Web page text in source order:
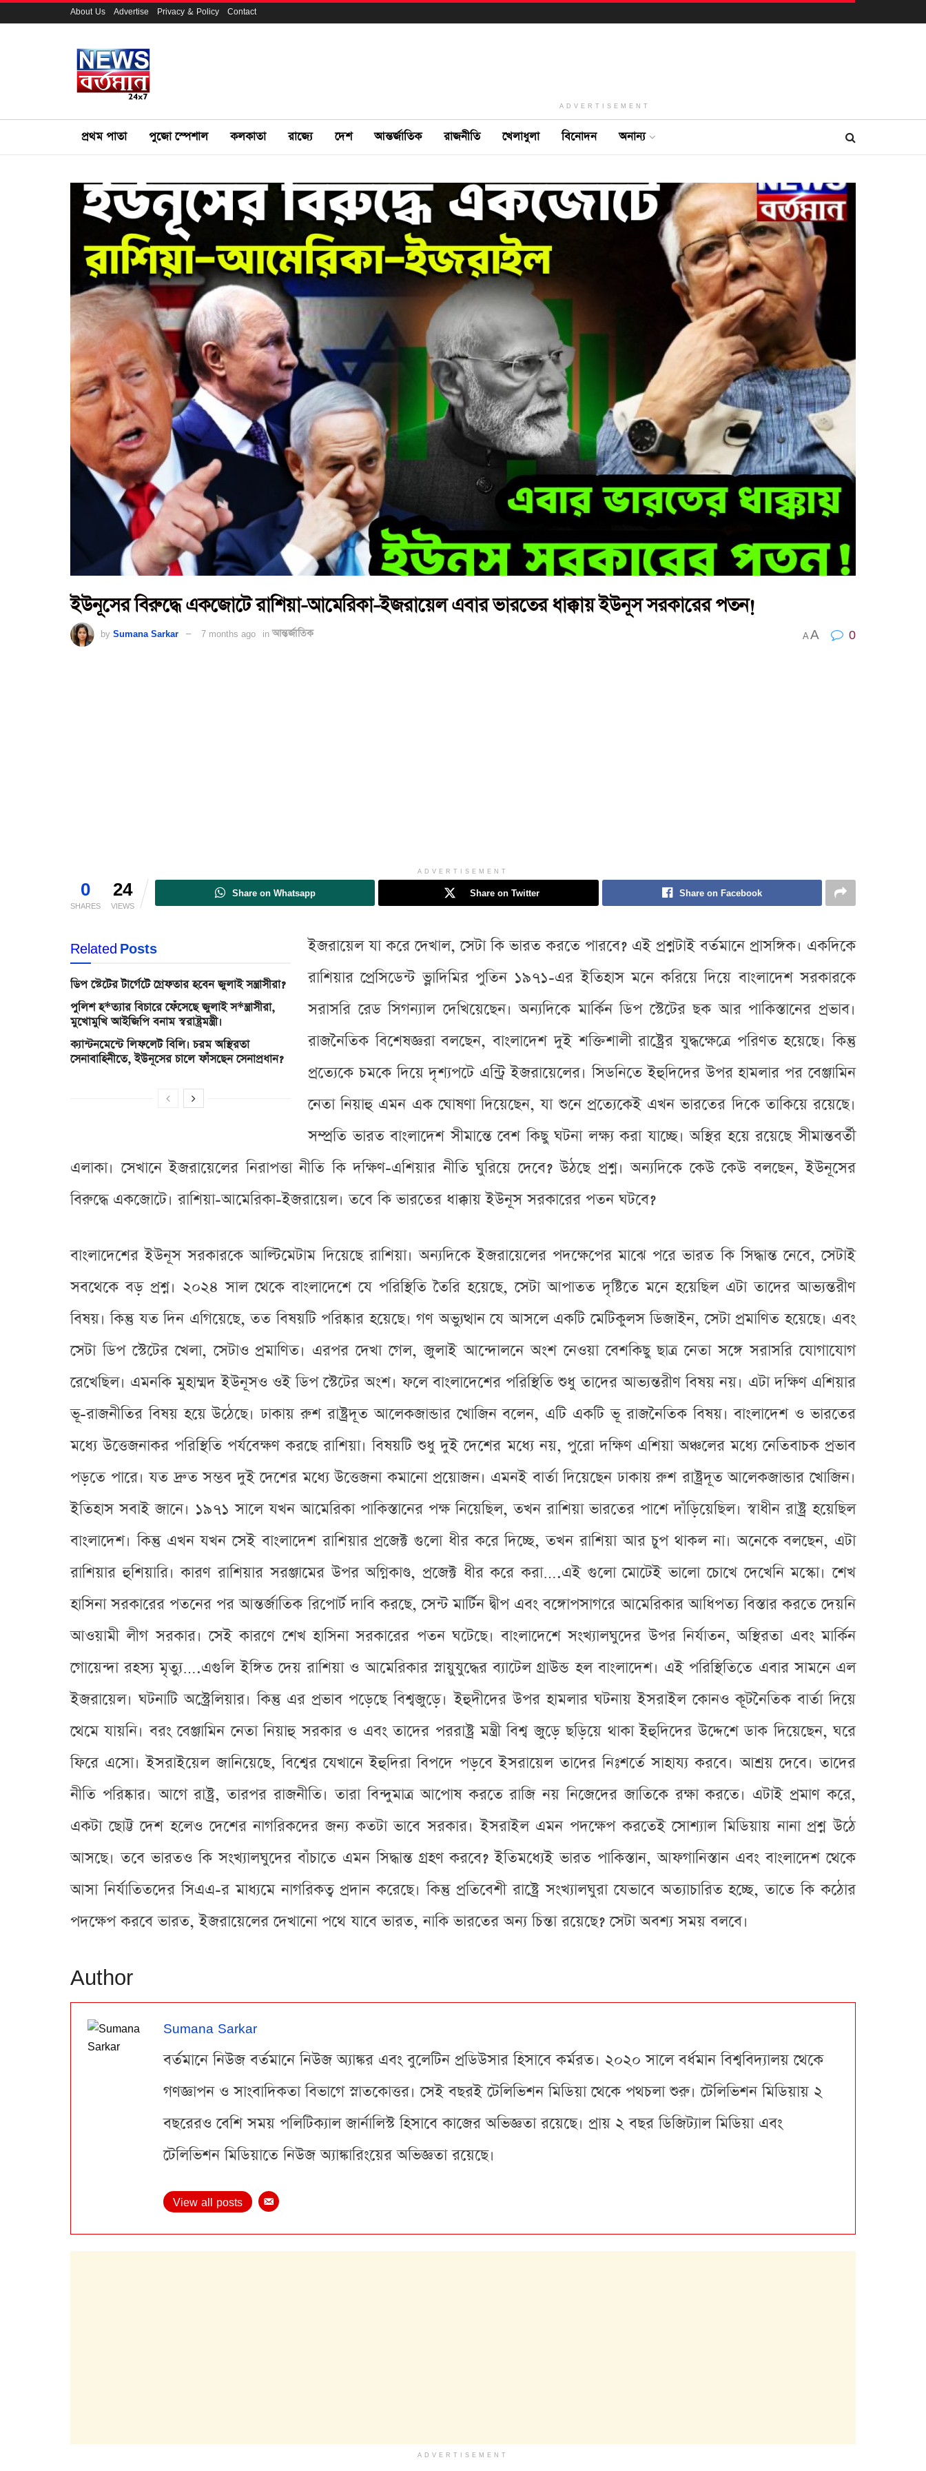
About Us Advertise Privacy & Policy Contact
ADVERTISEMENT
প্রথম পাতা পুজো স্পেশাল কলকাতা রাজ্যে দেশ আন্তর্জাতিক রাজনীতি খেলাধুলা বিনোদন অনান্য
ইউনূসের বিরুদ্ধে একজোটে রাশিয়া-আমেরিকা-ইজরায়েল এবার ভারতের ধাক্কায় ইউনূস সরকারের পতন!
by Sumana Sarkar 7 months ago in আন্তর্জাতিক AA 0
ADVERTISEMENT
0
SHARES
24
VIEWS
Share on Whatsapp Share on Twitter Share on Facebook
RelatedPosts
ডিপ স্টেটের টার্গেটে গ্রেফতার হবেন জুলাই সন্ত্রাসীরা?
পুলিশ হ*ত্যার বিচারে ফেঁসেছে জুলাই স*ন্ত্রাসীরা,
মুখোমুখি আইজিপি বনাম স্বরাষ্ট্রমন্ত্রী।
ক্যান্টনমেন্টে লিফলেট বিলি। চরম অস্থিরতা
সেনাবাহিনীতে, ইউনূসের চালে ফাঁসছেন সেনাপ্রধান?
ইজরায়েল যা করে দেখাল, সেটা কি ভারত করতে পারবে? এই প্রশ্নটাই বর্তমানে প্রাসঙ্গিক। একদিকে
রাশিয়ার প্রেসিডেন্ট ভ্লাদিমির পুতিন ১৯৭১-এর ইতিহাস মনে করিয়ে দিয়ে বাংলাদেশ সরকারকে
সরাসরি রেড সিগন্যাল দেখিয়েছেন। অন্যদিকে মার্কিন ডিপ স্টেটের ছক আর পাকিস্তানের প্রভাব।
রাজনৈতিক বিশেষজ্ঞরা বলছেন, বাংলাদেশ দুই শক্তিশালী রাষ্ট্রের যুদ্ধক্ষেত্রে পরিণত হয়েছে। কিন্তু
প্রত্যেকে চমকে দিয়ে দৃশ্যপটে এন্ট্রি ইজরায়েলের। সিডনিতে ইহুদিদের উপর হামলার পর বেঞ্জামিন
নেতা নিয়াহু এমন এক ঘোষণা দিয়েছেন, যা শুনে প্রত্যেকেই এখন ভারতের দিকে তাকিয়ে রয়েছে।
সম্প্রতি ভারত বাংলাদেশ সীমান্তে বেশ কিছু ঘটনা লক্ষ্য করা যাচ্ছে। অস্থির হয়ে রয়েছে সীমান্তবর্তী
এলাকা। সেখানে ইজরায়েলের নিরাপত্তা নীতি কি দক্ষিণ-এশিয়ার নীতি ঘুরিয়ে দেবে? উঠছে প্রশ্ন। অন্যদিকে কেউ কেউ বলছেন, ইউনূসের
বিরুদ্ধে একজোটে। রাশিয়া-আমেরিকা-ইজরায়েল। তবে কি ভারতের ধাক্কায় ইউনূস সরকারের পতন ঘটবে?
বাংলাদেশের ইউনূস সরকারকে আল্টিমেটাম দিয়েছে রাশিয়া। অন্যদিকে ইজরায়েলের পদক্ষেপের মাঝে পরে ভারত কি সিদ্ধান্ত নেবে, সেটাই
সবথেকে বড় প্রশ্ন। ২০২৪ সাল থেকে বাংলাদেশে যে পরিস্থিতি তৈরি হয়েছে, সেটা আপাতত দৃষ্টিতে মনে হয়েছিল এটা তাদের আভ্যন্তরীণ
বিষয়। কিন্তু যত দিন এগিয়েছে, তত বিষয়টি পরিষ্কার হয়েছে। গণ অভ্যুত্থান যে আসলে একটি মেটিকুলস ডিজাইন, সেটা প্রমাণিত হয়েছে। এবং
সেটা ডিপ স্টেটের খেলা, সেটাও প্রমাণিত। এরপর দেখা গেল, জুলাই আন্দোলনে অংশ নেওয়া বেশকিছু ছাত্র নেতা সঙ্গে সরাসরি যোগাযোগ
রেখেছিল। এমনকি মুহাম্মদ ইউনূসও ওই ডিপ স্টেটের অংশ। ফলে বাংলাদেশের পরিস্থিতি শুধু তাদের আভ্যন্তরীণ বিষয় নয়। এটা দক্ষিণ এশিয়ার
ভূ-রাজনীতির বিষয় হয়ে উঠেছে। ঢাকায় রুশ রাষ্ট্রদূত আলেকজান্ডার খোজিন বলেন, এটি একটি ভূ রাজনৈতিক বিষয়। বাংলাদেশ ও ভারতের
মধ্যে উত্তেজনাকর পরিস্থিতি পর্যবেক্ষণ করছে রাশিয়া। বিষয়টি শুধু দুই দেশের মধ্যে নয়, পুরো দক্ষিণ এশিয়া অঞ্চলের মধ্যে নেতিবাচক প্রভাব
পড়তে পারে। যত দ্রুত সম্ভব দুই দেশের মধ্যে উত্তেজনা কমানো প্রয়োজন। এমনই বার্তা দিয়েছেন ঢাকায় রুশ রাষ্ট্রদূত আলেকজান্ডার খোজিন।
ইতিহাস সবাই জানে। ১৯৭১ সালে যখন আমেরিকা পাকিস্তানের পক্ষ নিয়েছিল, তখন রাশিয়া ভারতের পাশে দাঁড়িয়েছিল। স্বাধীন রাষ্ট্র হয়েছিল
বাংলাদেশ। কিন্তু এখন যখন সেই বাংলাদেশ রাশিয়ার প্রজেক্ট গুলো ধীর করে দিচ্ছে, তখন রাশিয়া আর চুপ থাকল না। অনেকে বলছেন, এটা
রাশিয়ার হুশিয়ারি। কারণ রাশিয়ার সরঞ্জামের উপর অগ্নিকাণ্ড, প্রজেক্ট ধীর করে করা….এই গুলো মোটেই ভালো চোখে দেখেনি মস্কো। শেখ
হাসিনা সরকারের পতনের পর আন্তর্জাতিক রিপোর্ট দাবি করছে, সেন্ট মার্টিন দ্বীপ এবং বঙ্গোপসাগরে আমেরিকার আধিপত্য বিস্তার করতে দেয়নি
আওয়ামী লীগ সরকার। সেই কারণে শেখ হাসিনা সরকারের পতন ঘটেছে। বাংলাদেশে সংখ্যালঘুদের উপর নির্যাতন, অস্থিরতা এবং মার্কিন
গোয়েন্দা রহস্য মৃত্যু….এগুলি ইঙ্গিত দেয় রাশিয়া ও আমেরিকার স্নায়ুযুদ্ধের ব্যাটেল গ্রাউন্ড হল বাংলাদেশ। এই পরিস্থিতিতে এবার সামনে এল
ইজরায়েল। ঘটনাটি অস্ট্রেলিয়ার। কিন্তু এর প্রভাব পড়েছে বিশ্বজুড়ে। ইহুদীদের উপর হামলার ঘটনায় ইসরাইল কোনও কূটনৈতিক বার্তা দিয়ে
থেমে যায়নি। বরং বেঞ্জামিন নেতা নিয়াহু সরকার ও এবং তাদের পররাষ্ট্র মন্ত্রী বিশ্ব জুড়ে ছড়িয়ে থাকা ইহুদিদের উদ্দেশে ডাক দিয়েছেন, ঘরে
ফিরে এসো। ইসরাইয়েল জানিয়েছে, বিশ্বের যেখানে ইহুদিরা বিপদে পড়বে ইসরায়েল তাদের নিঃশর্তে সাহায্য করবে। আশ্রয় দেবে। তাদের
নীতি পরিষ্কার। আগে রাষ্ট্র, তারপর রাজনীতি। তারা বিন্দুমাত্র আপোষ করতে রাজি নয় নিজেদের জাতিকে রক্ষা করতে। এটাই প্রমাণ করে,
একটা ছোট্ট দেশ হলেও দেশের নাগরিকদের জন্য কতটা ভাবে সরকার। ইসরাইল এমন পদক্ষেপ করতেই সোশ্যাল মিডিয়ায় নানা প্রশ্ন উঠে
আসছে। তবে ভারতও কি সংখ্যালঘুদের বাঁচাতে এমন সিদ্ধান্ত গ্রহণ করবে? ইতিমধ্যেই ভারত পাকিস্তান, আফগানিস্তান এবং বাংলাদেশ থেকে
আসা নির্যাতিতদের সিএএ-র মাধ্যমে নাগরিকত্ব প্রদান করেছে। কিন্তু প্রতিবেশী রাষ্ট্রে সংখ্যালঘুরা যেভাবে অত্যাচারিত হচ্ছে, তাতে কি কঠোর
পদক্ষেপ করবে ভারত, ইজরায়েলের দেখানো পথে যাবে ভারত, নাকি ভারতের অন্য চিন্তা রয়েছে? সেটা অবশ্য সময় বলবে।
Author
Sumana Sarkar
বর্তমানে নিউজ বর্তমানে নিউজ অ্যাঙ্কর এবং বুলেটিন প্রডিউসার হিসাবে কর্মরত। ২০২০ সালে বর্ধমান বিশ্ববিদ্যালয় থেকে
গণজ্ঞাপন ও সাংবাদিকতা বিভাগে স্নাতকোত্তর। সেই বছরই টেলিভিশন মিডিয়া থেকে পথচলা শুরু। টেলিভিশন মিডিয়ায় ২
বছরেরও বেশি সময় পলিটিক্যাল জার্নালিস্ট হিসাবে কাজের অভিজ্ঞতা রয়েছে। প্রায় ২ বছর ডিজিট্যাল মিডিয়া এবং
টেলিভিশন মিডিয়াতে নিউজ অ্যাঙ্কারিংয়ের অভিজ্ঞতা রয়েছে।
View all posts
ADVERTISEMENT